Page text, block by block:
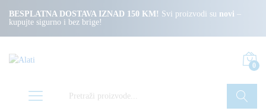
BESPLATNA DOSTAVA IZNAD 150 KM! Svi proizvodi su novi –
kupujte sigurno i bez brige!
0